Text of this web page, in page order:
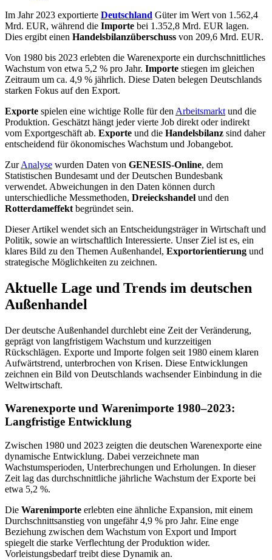
Im Jahr 2023 exportierte Deutschland Güter im Wert von 1.562,4
Mrd. EUR, während die Importe bei 1.352,8 Mrd. EUR lagen.
Dies ergibt einen Handelsbilanzüberschuss von 209,6 Mrd. EUR.
Von 1980 bis 2023 erlebten die Warenexporte ein durchschnittliches
Wachstum von etwa 5,2 % pro Jahr. Importe stiegen im gleichen
Zeitraum um ca. 4,9 % jährlich. Diese Daten belegen Deutschlands
starken Fokus auf den Export.
Exporte spielen eine wichtige Rolle für den Arbeitsmarkt und die
Produktion. Geschätzt hängt jeder vierte Job direkt oder indirekt
vom Exportgeschäft ab. Exporte und die Handelsbilanz sind daher
entscheidend für ökonomisches Wachstum und Jobangebot.
ZurAnalyse wurden Daten von GENESIS-Online, dem
Statistischen Bundesamt und der Deutschen Bundesbank
verwendet. Abweichungen in den Daten können durch
unterschiedliche Messmethoden, Dreieckshandel und den
Rotterdameffekt begründet sein.
Dieser Artikel wendet sich an Entscheidungsträger in Wirtschaft und
Politik, sowie an wirtschaftlich Interessierte. Unser Ziel ist es, ein
klares Bild zu den Themen Außenhandel, Exportorientierung und
strategische Möglichkeiten zu zeichnen.
Aktuelle Lage und Trends im deutschen
Außenhandel
Der deutsche Außenhandel durchlebt eine Zeit der Veränderung,
geprägt von langfristigem Wachstum und kurzzeitigen
Rückschlägen. Exporte und Importe folgen seit 1980 einem klaren
Aufwärtstrend, unterbrochen von Krisen. Diese Entwicklungen
zeichnen ein Bild von Deutschlands wachsender Einbindung in die
Weltwirtschaft.
Warenexporte und Warenimporte 1980–2023:
Langfristige Entwicklung
Zwischen 1980 und 2023 zeigten die deutschen Warenexporte eine
dynamische Entwicklung. Dabei verzeichnete man
Wachstumsperioden, Unterbrechungen und Erholungen. In dieser
Zeit lag das durchschnittliche jährliche Wachstum der Exporte bei
etwa 5,2 %.
Die Warenimporte erlebten eine ähnliche Expansion, mit einem
Durchschnittsanstieg von ungefähr 4,9 % pro Jahr. Eine enge
Beziehung zwischen dem Wachstum von Export und Import
spiegelt die starke Verflechtung der Produktion wider.
Vorleistungsbedarf treibt diese Dynamik an.